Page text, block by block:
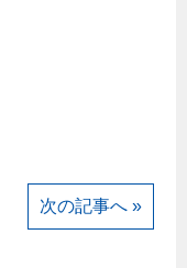
次の記事へ »